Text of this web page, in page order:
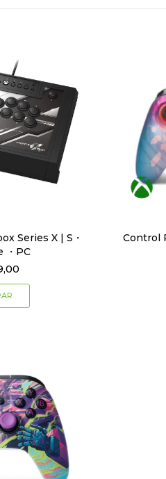
Series X | S・
・PC
Control